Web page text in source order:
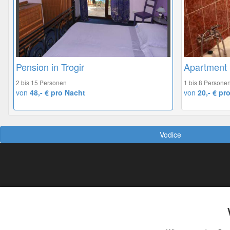
Pension in Trogir
2 bis 15 Personen
von 48,- € pro Nacht
Apartment
1 bis 8 Personen
von 20,- €
Vodice
So geht das Buchen